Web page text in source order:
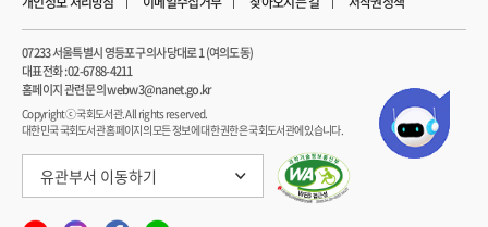
07233 서울특별시 영등포구 의사당대로 1 (여의도동)
대표전화 : 02-6788-4211
홈페이지 관련 문의 webw3@nanet.go.kr
Copyrightⓒ 국회도서관. All rights reserved.
대한민국 국회도서관 홈페이지의 모든 정보에 대한 권한은 국회도서관에 있습니다.
유관부서 이동하기